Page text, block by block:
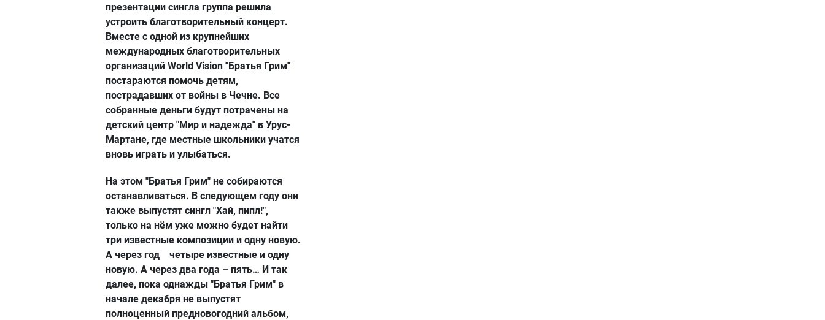
презентации сингла группа решила
устроить благотворительный концерт.
Вместе с одной из крупнейших
международных благотворительных
организаций World Vision "Братья Грим"
постараются помочь детям,
пострадавших от войны в Чечне. Все
собранные деньги будут потрачены на
детский центр "Мир и надежда" в Урус-
Мартане, где местные школьники учатся
вновь играть и улыбаться.
На этом "Братья Грим" не собираются
останавливаться. В следующем году они
также выпустят сингл "Хай, пипл!",
только на нём уже можно будет найти
три известные композиции и одну новую.
А через год – четыре известные и одну
новую. А через два года – пять… И так
далее, пока однажды "Братья Грим" в
начале декабря не выпустят
полноценный предновогодний альбом,